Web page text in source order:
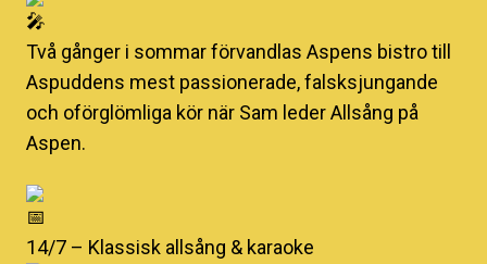
Två gånger i sommar förvandlas Aspens bistro till
Aspuddens mest passionerade, falsksjungande
och oförglömliga kör när Sam leder Allsång på
Aspen.
14/7 – Klassisk allsång & karaoke